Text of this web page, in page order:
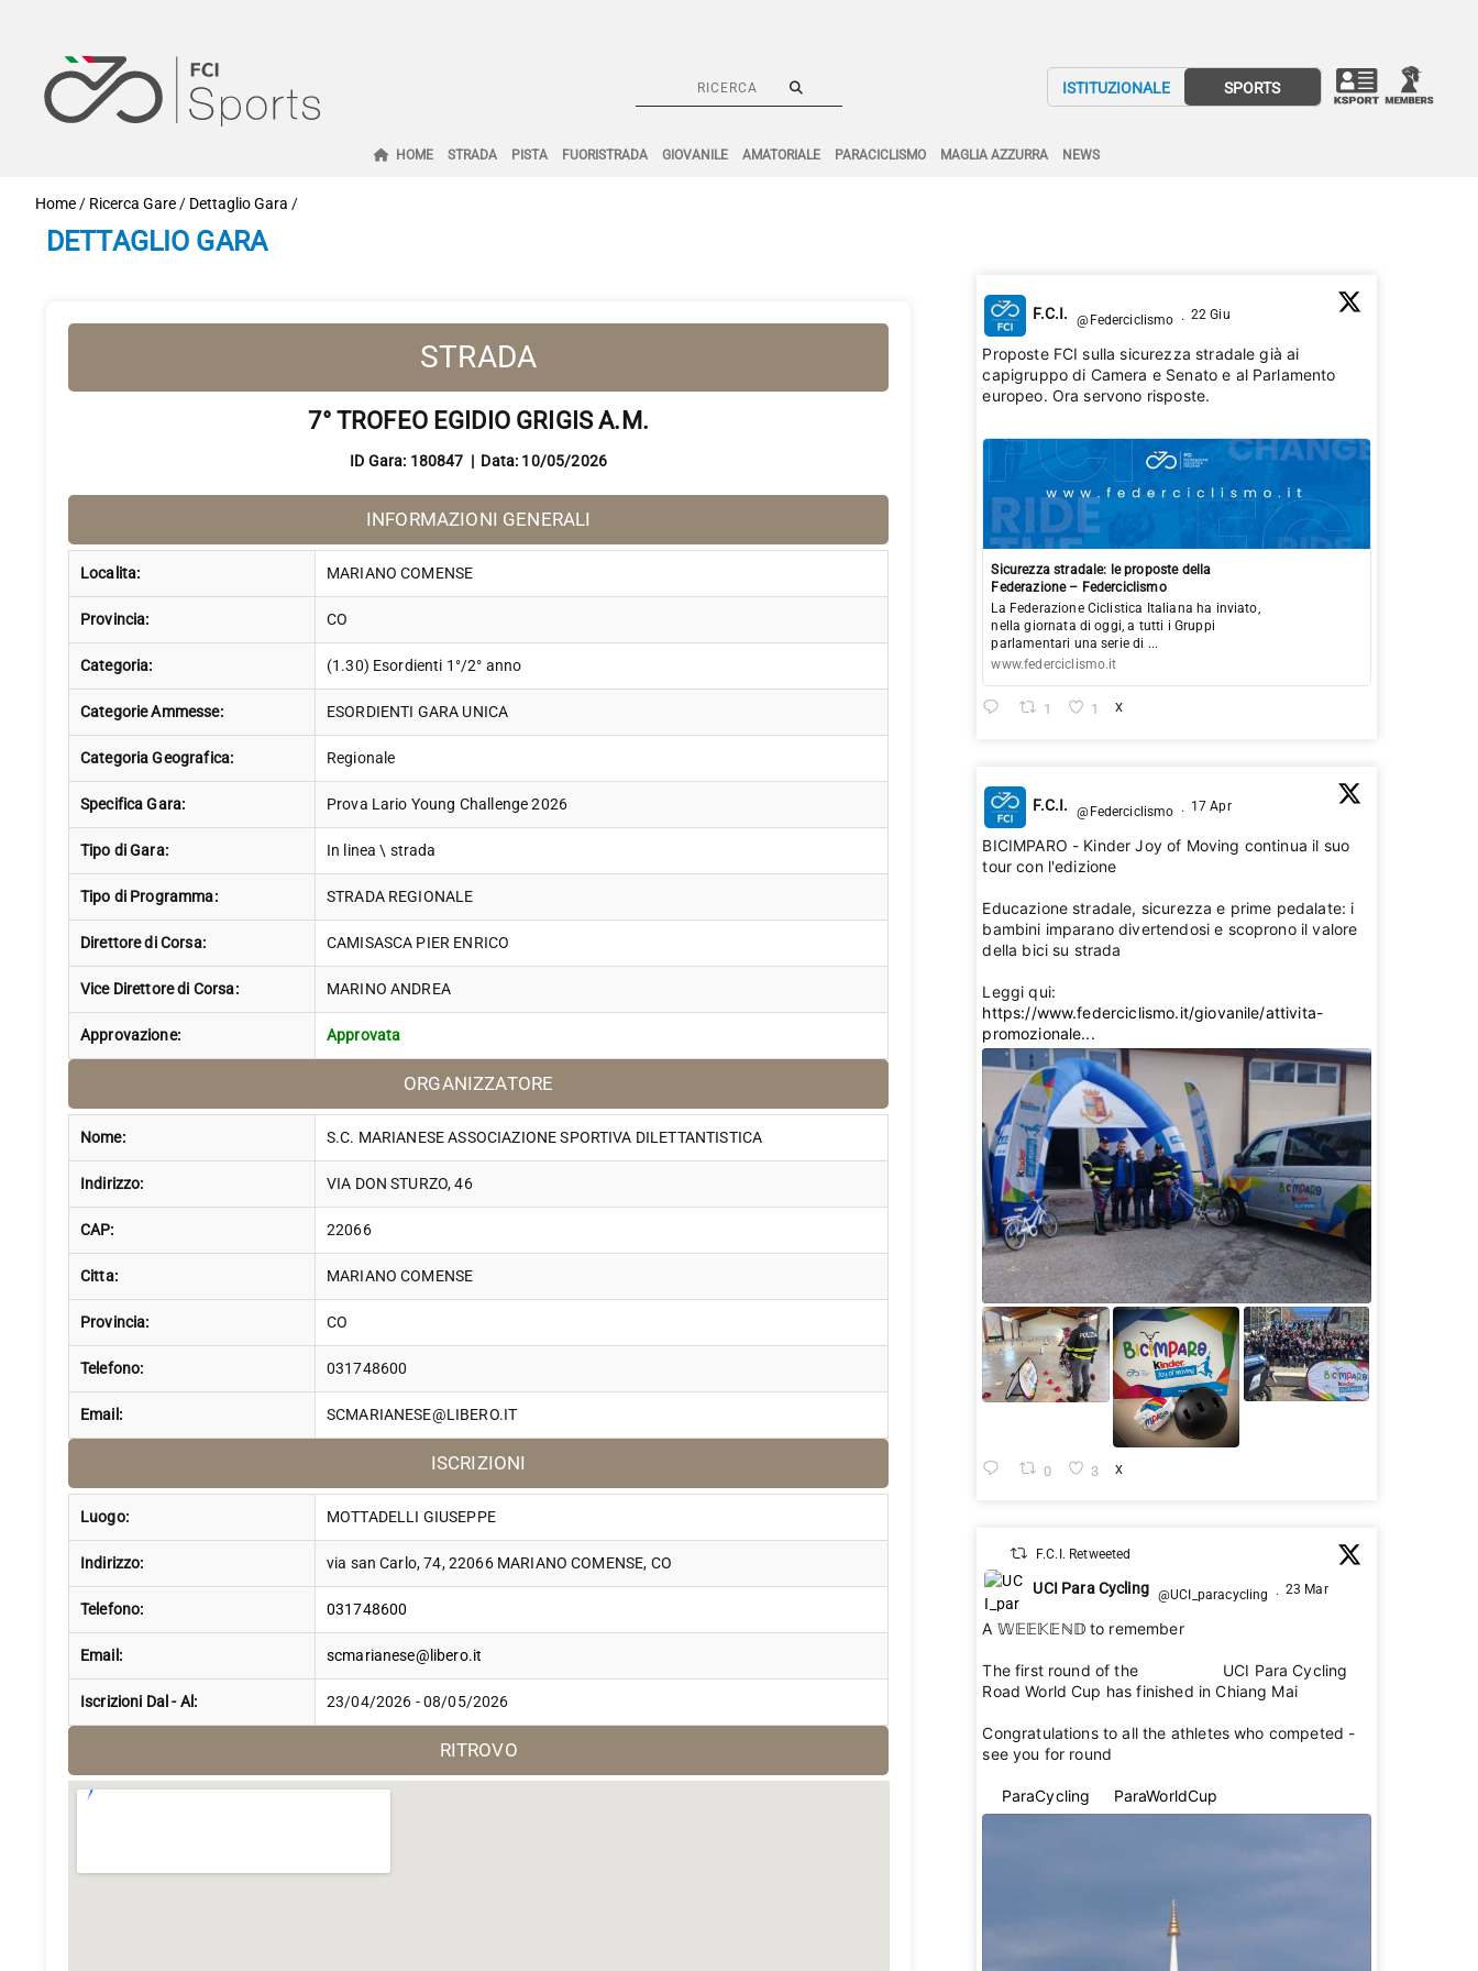
ISTITUZIONALE SPORTS
HOME STRADA PISTA FUORISTRADA GIOVANILE AMATORIALE PARACICLISMO MAGLIA AZZURRA NEWS
Home/ Ricerca Gare/ Dettaglio Gara /
DETTAGLIO GARA
STRADA
7° TROFEO EGIDIO GRIGIS A.M.
ID Gara: 180847 | Data: 10/05/2026
INFORMAZIONI GENERALI
Localita: MARIANO COMENSE
Provincia: CO
Categoria: (1.30) Esordienti 1°/2° anno
Categorie Ammesse: ESORDIENTI GARA UNICA
Categoria Geografica: Regionale
Specifica Gara: Prova Lario Young Challenge 2026
Tipo di Gara: In linea \ strada
Tipo di Programma: STRADA REGIONALE
Direttore di Corsa: CAMISASCA PIER ENRICO
Vice Direttore di Corsa: MARINO ANDREA
Approvazione: Approvata
ORGANIZZATORE
Nome: S.C. MARIANESE ASSOCIAZIONE SPORTIVA DILETTANTISTICA
Indirizzo: VIA DON STURZO, 46
CAP: 22066
Citta: MARIANO COMENSE
Provincia: CO
Telefono: 031748600
Email: SCMARIANESE@LIBERO.IT
ISCRIZIONI
Luogo: MOTTADELLI GIUSEPPE
Indirizzo: via san Carlo, 74, 22066 MARIANO COMENSE, CO
Telefono: 031748600
Email: scmarianese@libero.it
Iscrizioni Dal - Al: 23/04/2026 - 08/05/2026
RITROVO
F.C.I. @Federciclismo · 22 Giu
Proposte FCI sulla sicurezza stradale già ai
capigruppo di Camera e Senato e al Parlamento
europeo. Ora servono risposte.
Sicurezza stradale: le proposte della
Federazione – Federciclismo
La Federazione Ciclistica Italiana ha inviato,
nella giornata di oggi, a tutti i Gruppi
parlamentari una serie di ...
www.federciclismo.it
1 1 X
F.C.I. @Federciclismo · 17 Apr
BICIMPARO - Kinder Joy of Moving continua il suo
tour con l'edizione 2026🚴‍♂️
Educazione stradale, sicurezza e prime pedalate: i
bambini imparano divertendosi e scoprono il valore
della bici su strada 💛
Leggi qui:
https://www.federciclismo.it/giovanile/attivita-
promozionale...
0 3 X
F.C.I. Retweeted
UCI Para Cycling @UCI_paracycling · 23 Mar
A 𝕎𝔼𝔼𝕂𝔼ℕ𝔻 to remember 🌟
The first round of the 2026 UCI Para Cycling
Road World Cup has finished in Chiang Mai 🇹🇭
Congratulations to all the athletes who competed -
see you for round 2 👋
#ParaCycling #ParaWorldCup